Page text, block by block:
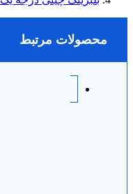
محصولات مرتبط